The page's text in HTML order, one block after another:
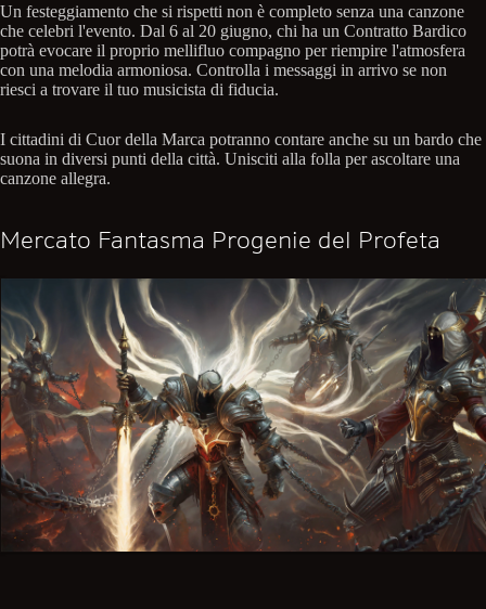
Un festeggiamento che si rispetti non è completo senza una canzone
che celebri l'evento. Dal 6 al 20 giugno, chi ha un Contratto Bardico
potrà evocare il proprio mellifluo compagno per riempire l'atmosfera
con una melodia armoniosa. Controlla i messaggi in arrivo se non
riesci a trovare il tuo musicista di fiducia.
I cittadini di Cuor della Marca potranno contare anche su un bardo che
suona in diversi punti della città. Unisciti alla folla per ascoltare una
canzone allegra.
Mercato Fantasma Progenie del Profeta